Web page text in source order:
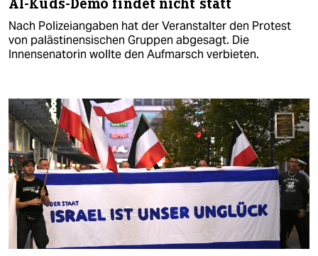
Al-Kuds-Demo findet nicht statt
Nach Polizeiangaben hat der Veranstalter den Protest
von palästinensischen Gruppen abgesagt. Die
Innensenatorin wollte den Aufmarsch verbieten.